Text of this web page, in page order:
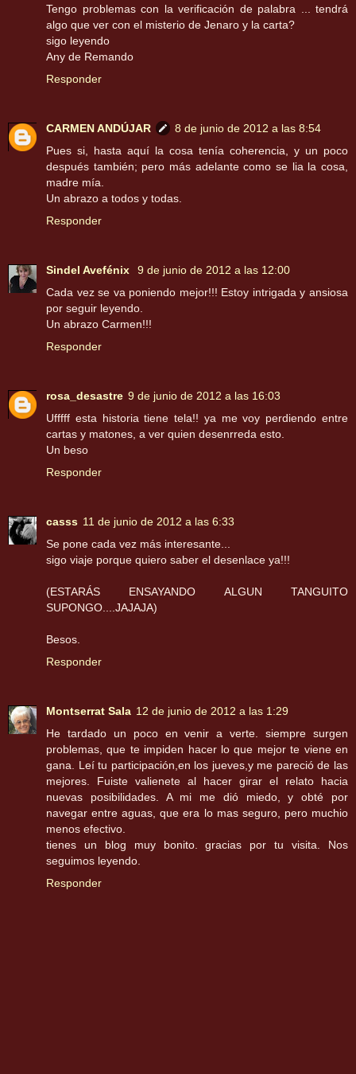
Tengo problemas con la verificación de palabra ... tendrá
algo que ver con el misterio de Jenaro y la carta?
sigo leyendo
Any de Remando
Responder
CARMEN ANDÚJAR
8 de junio de 2012 a las 8:54
Pues si, hasta aquí la cosa tenía coherencia, y un poco
después también; pero más adelante como se lia la cosa,
madre mía.
Un abrazo a todos y todas.
Responder
Sindel Avefénix
9 de junio de 2012 a las 12:00
Cada vez se va poniendo mejor!!! Estoy intrigada y ansiosa
por seguir leyendo.
Un abrazo Carmen!!!
Responder
rosa_desastre 9 de junio de 2012 a las 16:03
Ufffff esta historia tiene tela!! ya me voy perdiendo entre
cartas y matones, a ver quien desenrreda esto.
Un beso
Responder
casss 11 de junio de 2012 a las 6:33
Se pone cada vez más interesante...
sigo viaje porque quiero saber el desenlace ya!!!
(ESTARÁS ENSAYANDO ALGUN TANGUITO
SUPONGO....JAJAJA)
Besos.
Responder
Montserrat Sala 12 de junio de 2012 a las 1:29
He tardado un poco en venir a verte. siempre surgen
problemas, que te impiden hacer lo que mejor te viene en
gana. Leí tu participación,en los jueves,y me pareció de las
mejores. Fuiste valienete al hacer girar el relato hacia
nuevas posibilidades. A mi me dió miedo, y obté por
navegar entre aguas, que era lo mas seguro, pero muchio
menos efectivo.
tienes un blog muy bonito. gracias por tu visita. Nos
seguimos leyendo.
Responder